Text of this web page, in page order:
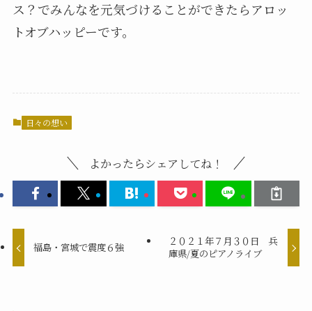
ス？でみんなを元気づけることができたらアロッ
トオブハッピーです。
日々の想い
よかったらシェアしてね！
福島・宮城で震度６強
２０２１年７月３０日 兵
庫県/夏のピアノライブ